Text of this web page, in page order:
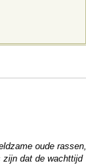
oude rassen,
zijn dat de wachttijd